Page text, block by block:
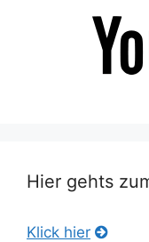
Hier gehts
Klick hier